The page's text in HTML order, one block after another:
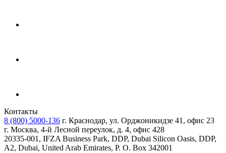
Контакты
8 (800) 5000-136 г. Краснодар, ул. Орджоникидзе 41, офис 23
г. Москва, 4-й Лесной переулок, д. 4, офис 428
20335-001, IFZA Business Park, DDP, Dubai Silicon Oasis, DDP,
A2, Dubai, United Arab Emirates, P. O. Box 342001